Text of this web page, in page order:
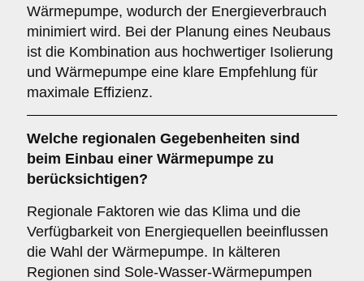
Wärmepumpe, wodurch der Energieverbrauch
minimiert wird. Bei der Planung eines Neubaus
ist die Kombination aus hochwertiger Isolierung
und Wärmepumpe eine klare Empfehlung für
maximale Effizienz.
Welche regionalen Gegebenheiten sind
beim Einbau einer Wärmepumpe zu
berücksichtigen?
Regionale Faktoren wie das Klima und die
Verfügbarkeit von Energiequellen beeinflussen
die Wahl der Wärmepumpe. In kälteren
Regionen sind Sole-Wasser-Wärmepumpen